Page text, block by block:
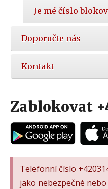
Je mé číslo
Doporučte nás
Kontakt
Zablokovat
Telefonní číslo
jako nebezpečné